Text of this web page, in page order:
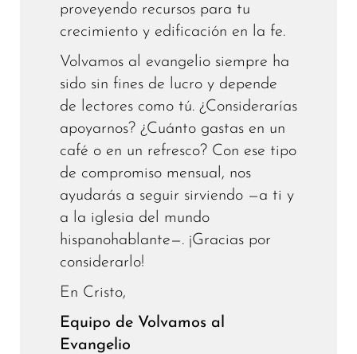
proveyendo recursos para tu
crecimiento y edificación en la fe.
Volvamos al evangelio siempre ha
sido sin fines de lucro y depende
de lectores como tú. ¿Considerarías
apoyarnos? ¿Cuánto gastas en un
café o en un refresco? Con ese tipo
de compromiso mensual, nos
ayudarás a seguir sirviendo —a ti y
a la iglesia del mundo
hispanohablante—. ¡Gracias por
considerarlo!
En Cristo,
Equipo de Volvamos al
Evangelio